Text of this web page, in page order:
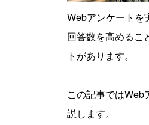
Webアンケートを
回答数を高めるこ
トがあります。
この記事ではWeb
説します。